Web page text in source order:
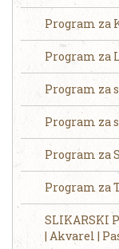
Program za
Program za
Program za
Program za
Program za
Program za
SLIKARSKI
| Akvarel |